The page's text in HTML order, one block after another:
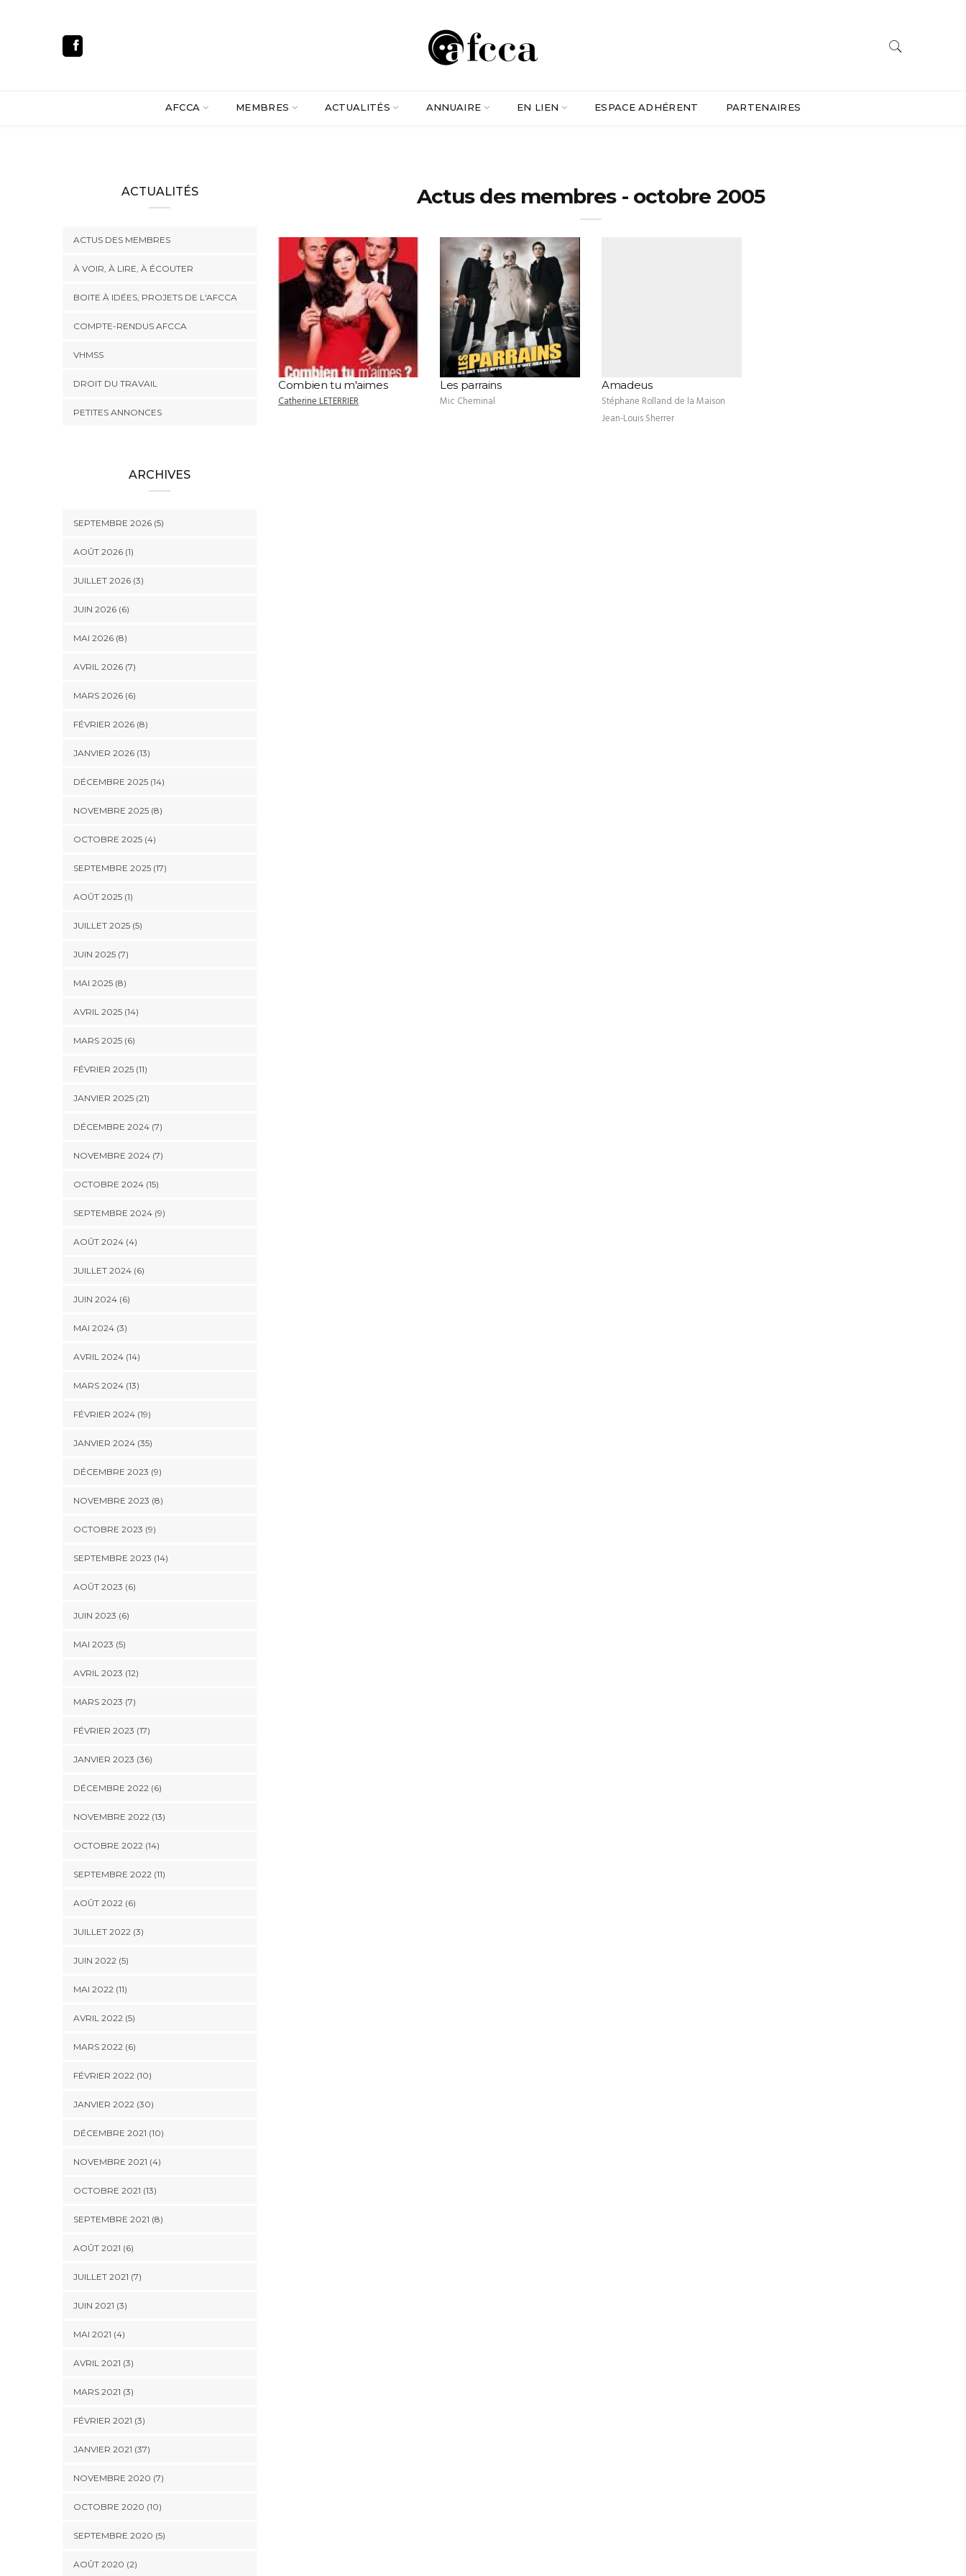
AFCCA MEMBRES ACTUALITÉS ANNUAIRE EN LIEN ESPACE ADHÉRENT PARTENAIRES
Actus des membres - octobre 2005
Combien tu m'aimes
Catherine LETERRIER
Les parrains
Mic Cheminal
Amadeus
Stéphane Rolland de la Maison
Jean-Louis Sherrer
ACTUALITÉS
ACTUS DES MEMBRES
À VOIR, À LIRE, À ÉCOUTER
BOITE À IDÉES, PROJETS DE L'AFCCA
COMPTE-RENDUS AFCCA
VHMSS
DROIT DU TRAVAIL
PETITES ANNONCES
ARCHIVES
SEPTEMBRE 2026 (5)
AOÛT 2026 (1)
JUILLET 2026 (3)
JUIN 2026 (6)
MAI 2026 (8)
AVRIL 2026 (7)
MARS 2026 (6)
FÉVRIER 2026 (8)
JANVIER 2026 (13)
DÉCEMBRE 2025 (14)
NOVEMBRE 2025 (8)
OCTOBRE 2025 (4)
SEPTEMBRE 2025 (17)
AOÛT 2025 (1)
JUILLET 2025 (5)
JUIN 2025 (7)
MAI 2025 (8)
AVRIL 2025 (14)
MARS 2025 (6)
FÉVRIER 2025 (11)
JANVIER 2025 (21)
DÉCEMBRE 2024 (7)
NOVEMBRE 2024 (7)
OCTOBRE 2024 (15)
SEPTEMBRE 2024 (9)
AOÛT 2024 (4)
JUILLET 2024 (6)
JUIN 2024 (6)
MAI 2024 (3)
AVRIL 2024 (14)
MARS 2024 (13)
FÉVRIER 2024 (19)
JANVIER 2024 (35)
DÉCEMBRE 2023 (9)
NOVEMBRE 2023 (8)
OCTOBRE 2023 (9)
SEPTEMBRE 2023 (14)
AOÛT 2023 (6)
JUIN 2023 (6)
MAI 2023 (5)
AVRIL 2023 (12)
MARS 2023 (7)
FÉVRIER 2023 (17)
JANVIER 2023 (36)
DÉCEMBRE 2022 (6)
NOVEMBRE 2022 (13)
OCTOBRE 2022 (14)
SEPTEMBRE 2022 (11)
AOÛT 2022 (6)
JUILLET 2022 (3)
JUIN 2022 (5)
MAI 2022 (11)
AVRIL 2022 (5)
MARS 2022 (6)
FÉVRIER 2022 (10)
JANVIER 2022 (30)
DÉCEMBRE 2021 (10)
NOVEMBRE 2021 (4)
OCTOBRE 2021 (13)
SEPTEMBRE 2021 (8)
AOÛT 2021 (6)
JUILLET 2021 (7)
JUIN 2021 (3)
MAI 2021 (4)
AVRIL 2021 (3)
MARS 2021 (3)
FÉVRIER 2021 (3)
JANVIER 2021 (37)
NOVEMBRE 2020 (7)
OCTOBRE 2020 (10)
SEPTEMBRE 2020 (5)
AOÛT 2020 (2)